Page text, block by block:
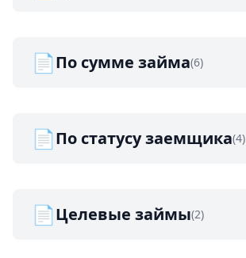
📄По сумме займа(6)
📄По статусу заемщика(4)
📄Целевые займы(2)